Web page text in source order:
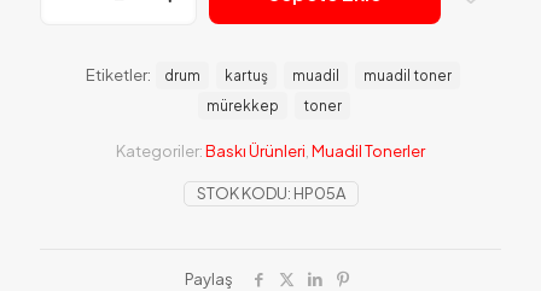
STOK KODU: HP05A
Kategoriler:Baskı Ürünleri,Muadil Tonerler
Etiketler: drum kartuş muadil
muadil toner
mürekkep
toner
Paylaş